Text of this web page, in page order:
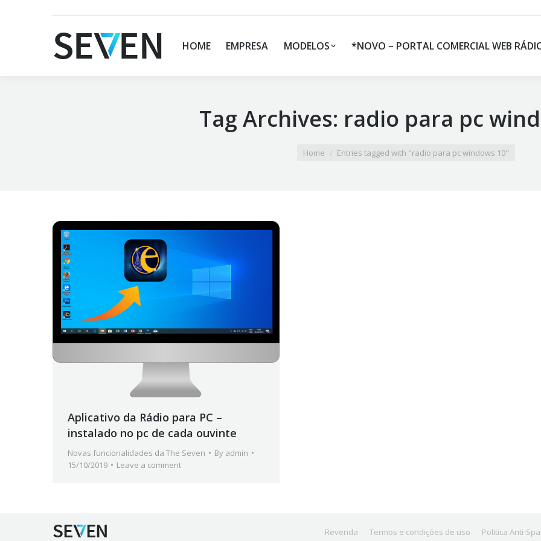
HOME EMPRESA MODELOS *NOVO – PORTAL COMERCIAL WEB
Tag Archives: radio para pc
Home Entries tagged with "radio para pc windows 10"
Aplicativo da Rádio para PC –
instalado no pc de cada ouvinte
Novas funcionalidades da The Seven By admin
15/10/2019
Leave a comment
Revenda Termos e condições de uso Politica Anti-